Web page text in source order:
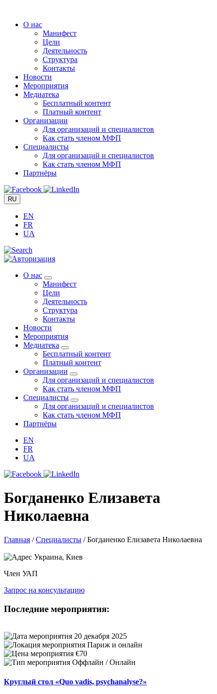
содержимому
О нас
Манифест
Цели
Деятельность
Структура
Контакты
Новости
Мероприятия
Медиатека
Бесплатный контент
Платный контент
Организации
Для организаций и специалистов
Как стать членом МФП
Специалисты
Для организаций и специалистов
Как стать членом МФП
Партнёры
RU
EN
FR
UA
О нас
Манифест
Цели
Деятельность
Структура
Контакты
Новости
Мероприятия
Медиатека
Бесплатный контент
Платный контент
Организации
Для организаций и специалистов
Как стать членом МФП
Специалисты
Для организаций и специалистов
Как стать членом МФП
Партнёры
EN
FR
UA
Богданенко Елизавета
Николаевна
Главная /Специалисты /Богданенко Елизавета Николаевна
Украина, Киев
Член УАП
Запрос на консультацию
Последние мероприятия:
20 декабря 2025
Париж и онлайн
€70
Оффлайн / Онлайн
Круглый стол «Quo vadis, psychanalyse?»